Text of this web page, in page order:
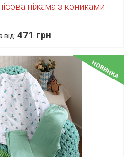
піжама з кониками
від: 471 грн
НОВИНКА